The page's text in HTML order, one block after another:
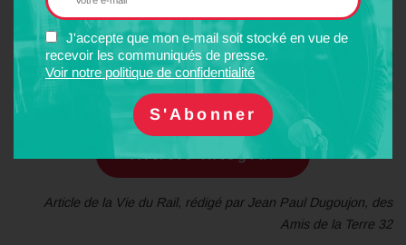
J'accepte que mon e-mail soit stocké en vue de
recevoir les communiqués de presse.
Voir notre politique de confidentialité
La Fnaut demande des règles de réouverture des PN en cas
de remise en service de lignes.L’étude confiée au Cerema doit
tenir compte de l’analyse des risques et non pas de la seule
suppression des PN. La réouverture complète d’Agen – Auch est
donc bien financièrement possible.
Article intégral
Article de la Vie du Rail, rédigé par Jean Paul Dugoujon, des
Amis de la Terre 32